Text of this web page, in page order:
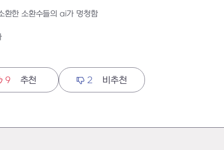
환한 소환수들의 ai가 멍청함
9 추천 2 비추천